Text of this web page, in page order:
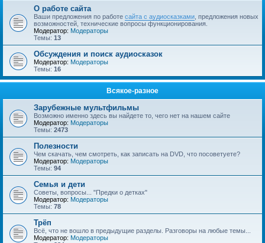
О работе сайта
Ваши предложения по работе сайта с аудиосказками , предложения новых
возможностей, технические вопросы функционирования.
Модератор: Модераторы
Темы: 13
Обсуждения и поиск аудиосказок
Модератор: Модераторы
Темы: 16
Всякое-разное
Зарубежные мультфильмы
Возможно именно здесь вы найдете то, чего нет на нашем сайте
Модератор: Модераторы
Темы: 2473
Полезности
Чем скачать, чем смотреть, как записать на DVD, что посоветуете?
Модератор: Модераторы
Темы: 94
Семья и дети
Советы, вопросы... "Предки о детках"
Модератор: Модераторы
Темы: 78
Трёп
Всё, что не вошло в предыдущие разделы. Разговоры на любые темы...
Модератор: Модераторы